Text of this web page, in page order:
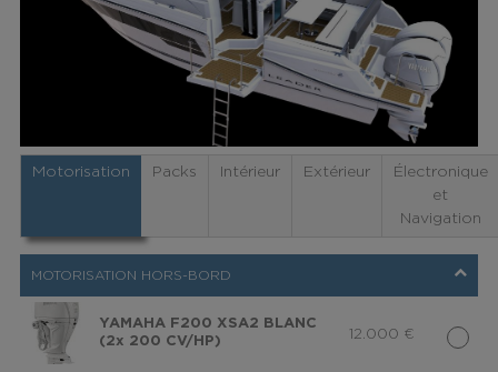
Motorisation Packs Intérieur Extérieur
Électronique
et
Navigation
MOTORISATION HORS-BORD
YAMAHA F200 XSA2 BLANC
(2x 200 CV/HP)
12.000 €